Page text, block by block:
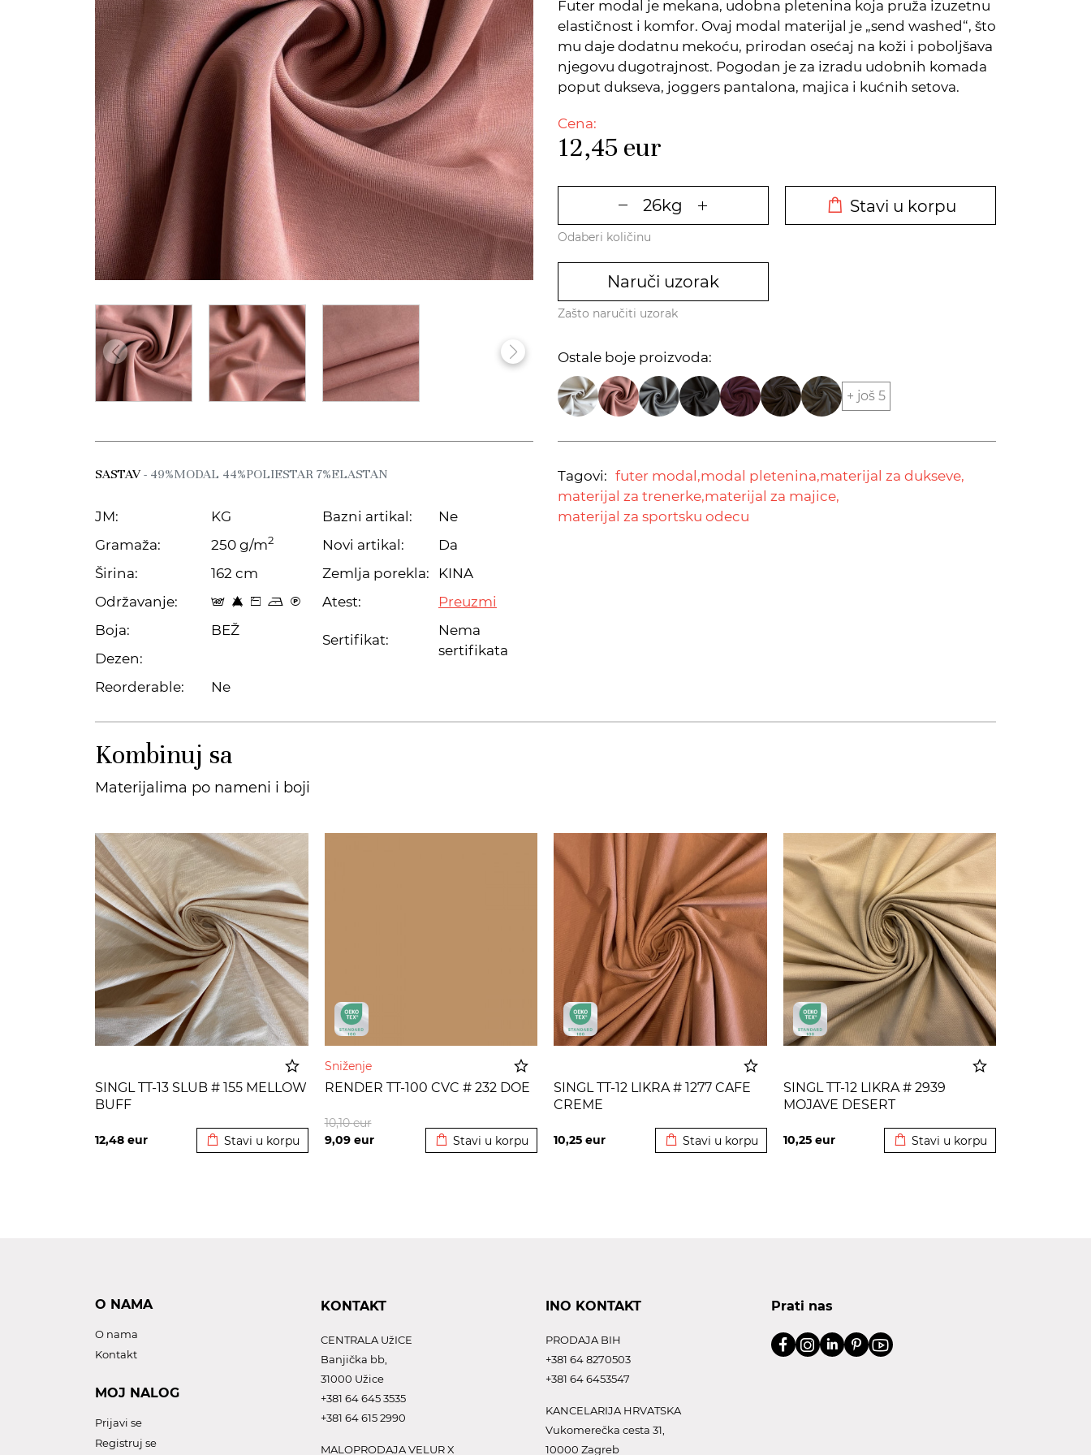
Futer modal je mekana, udobna pletenina koja pruža izuzetnu
elastičnost i komfor. Ovaj modal materijal je „send washed“, što
mu daje dodatnu mekoću, prirodan osećaj na koži i poboljšava
njegovu dugotrajnost. Pogodan je za izradu udobnih komada
poput dukseva, joggers pantalona, majica i kućnih setova.
Cena:
12,45 eur
Stavi u korpu
Odaberi količinu
Naruči uzorak
Zašto naručiti uzorak
Ostale boje proizvoda:
+ još 5
SASTAV- 49%MODAL 44%POLIESTAR 7%ELASTAN
JM:
KG
Gramaža:
250 g/m2
Širina:
162 cm
Održavanje:
t 8 Z o C
Boja:
BEŽ
Dezen:
Reorderable:
Ne
Bazni artikal:
Ne
Novi artikal:
Da
Zemlja porekla:
KINA
Atest:
Preuzmi
Sertifikat:
Nema
sertifikata
Tagovi: futer modal,modal pletenina,materijal za dukseve,
materijal za trenerke,materijal za majice,
materijal za sportsku odecu
Kombinuj sa
Materijalima po nameni i boji
SINGL TT-13 SLUB # 155 MELLOW
BUFF
12,48 eur Stavi u korpu
Sniženje
RENDER TT-100 CVC # 232 DOE
9,09 eur
10,10eur
Stavi u korpu
SINGL TT-12 LIKRA # 1277 CAFE
CREME
10,25 eur Stavi u korpu
SINGL TT-12 LIKRA # 2939
MOJAVE DESERT
10,25 eur Stavi u korpu
O NAMA
O nama
Kontakt
MOJ NALOG
Prijavi se
Registruj se
KONTAKT
CENTRALA UžICE
Banjička bb,
31000 Užice
+381 64 645 3535
+381 64 615 2990
MALOPRODAJA VELUR X
INO KONTAKT
PRODAJA BIH
+381 64 8270503
+381 64 6453547
KANCELARIJA HRVATSKA
Vukomerečka cesta 31,
10000 Zagreb
Prati nas